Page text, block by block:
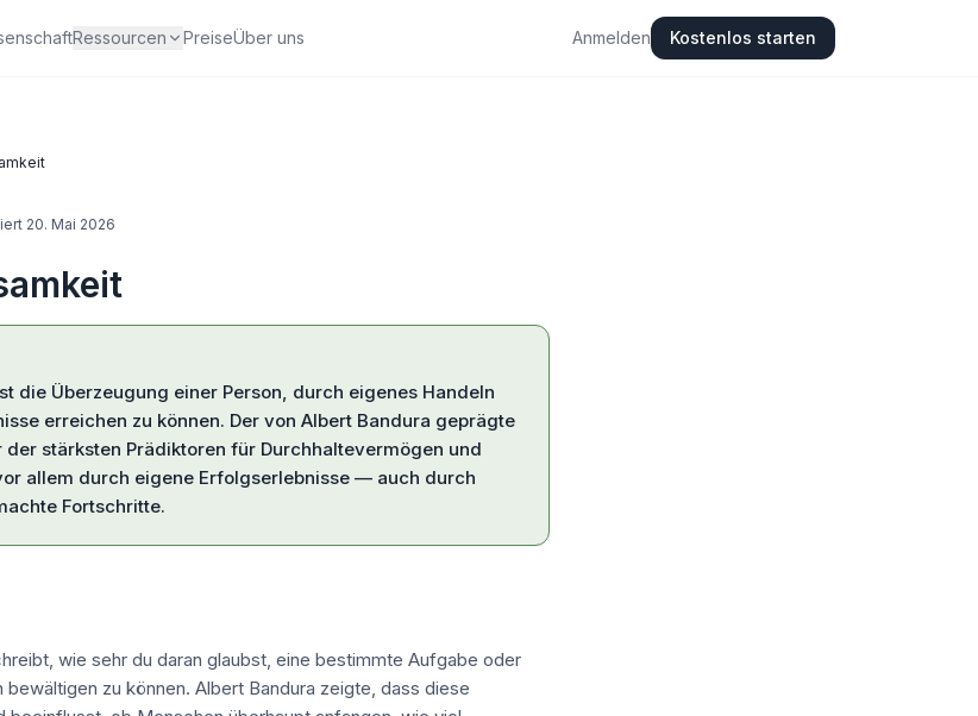
Ressourcen PreiseÜber uns Anmelden Kostenlos starten
20. Mai 2026
die Überzeugung einer Person, durch eigenes Handeln
erreichen zu können. Der von Albert Bandura geprägte
stärksten Prädiktoren für Durchhaltevermögen und
allem durch eigene Erfolgserlebnisse — auch durch
Fortschritte.
wie sehr du daran glaubst, eine bestimmte Aufgabe oder
bewältigen zu können. Albert Bandura zeigte, dass diese